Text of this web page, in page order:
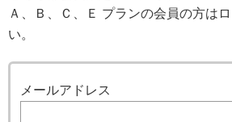
Ａ、Ｂ、Ｃ、Ｅ プランの会員の方は
い。
メールアドレス